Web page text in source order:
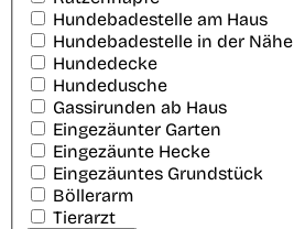
Hundebadestelle am Haus
Hundebadestelle in der Nähe
Hundedecke
Hundedusche
Gassirunden ab Haus
Eingezäunter Garten
Eingezäunte Hecke
Eingezäuntes Grundstück
Böllerarm
Tierarzt